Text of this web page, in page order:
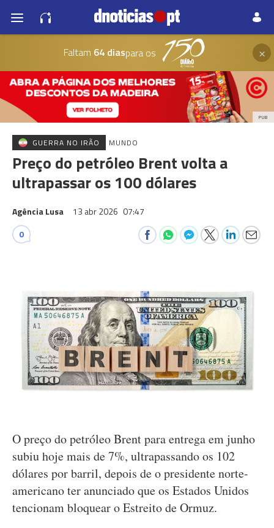
Faltam 64 diaspara os ×
PUB
GUERRA NO IRÃO MUNDO
Preço do petróleo Brent volta a
ultrapassar os 100 dólares
Agência Lusa 13 abr 2026 07:47
0
O preço do petróleo Brent para entrega em junho
subiu hoje mais de 7%, ultrapassando os 102
dólares por barril, depois de o presidente norte-
americano ter anunciado que os Estados Unidos
tencionam bloquear o Estreito de Ormuz.